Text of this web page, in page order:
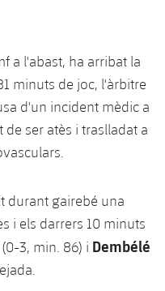
a l'abast, ha arribat la
minuts de joc, l'àrbitre
d'un incident mèdic a
ser atès i traslladat a
durant gairebé una
i els darrers 10 minuts
(0-3, min. 86) i Dembélé